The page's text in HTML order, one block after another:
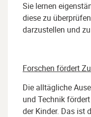
Sie lernen
diese zu
darzustellen und
Forschen fördert
Die alltägliche
und Technik
der Kinder. Das ist